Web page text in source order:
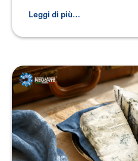
Leggi di più…